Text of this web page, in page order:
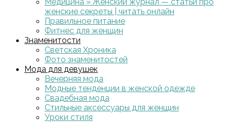
женские секреты | читать онлайн
Правильное питание
Фитнес для женщин
Знаменитости
Светская Хроника
Фото знаменитостей
Мода для девушек
Вечерняя мода
Модные тенденции в женской одежде
Свадебная мода
Стильные аксессуары для женщин
Уроки стиля